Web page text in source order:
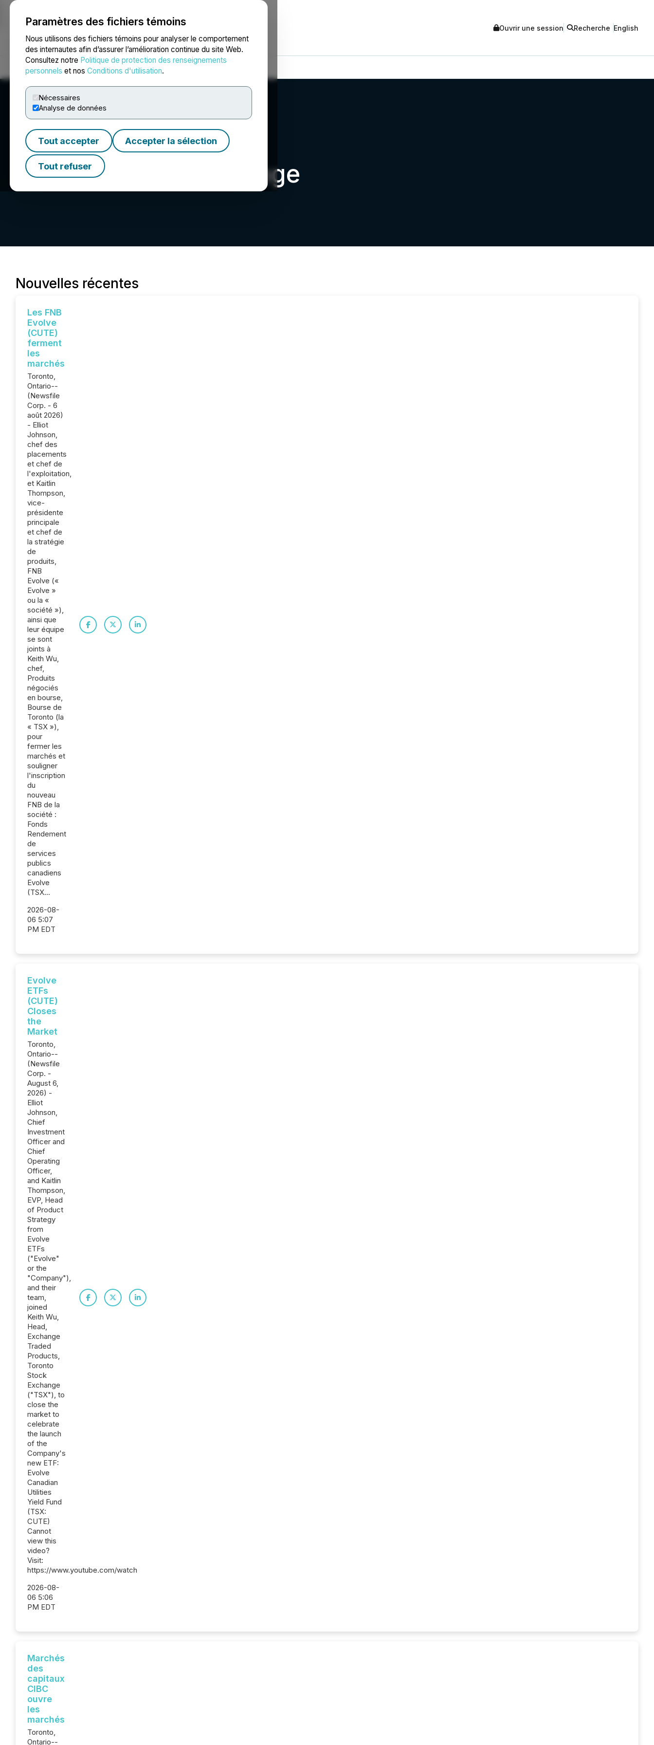
Paramètres des fichiers témoins
Nous utilisons des fichiers témoins pour analyser le comportement
des internautes afin d’assurer l’amélioration continue du site Web.
Consultez notre Politique de protection des renseignements
personnels et nos Conditions d'utilisation.
Nécessaires
Analyse de données
Tout accepter Accepter la sélection
Tout refuser
NEWSFILE Ouvrir une session Recherche English
Accueil À propos Services Salle de presse Blogue
Toronto Stock Exchange
Nouvelles récentes
Les FNB
Evolve
(CUTE)
ferment
les
marchés
Toronto,
Ontario--
(Newsfile
Corp. - 6
août 2026)
- Elliot
Johnson,
chef des
placements
et chef de
l'exploitation,
et Kaitlin
Thompson,
vice-
présidente
principale
et chef de
la stratégie
de
produits,
FNB
Evolve («
Evolve »
ou la «
société »),
ainsi que
leur équipe
se sont
joints à
Keith Wu,
chef,
Produits
négociés
en bourse,
Bourse de
Toronto (la
« TSX »),
pour
fermer les
marchés et
souligner
l'inscription
du
nouveau
FNB de la
société :
Fonds
Rendement
de
services
publics
canadiens
Evolve
(TSX...
2026-08-
06 5:07
PM EDT
Evolve
ETFs
(CUTE)
Closes
the
Market
Toronto,
Ontario--
(Newsfile
Corp. -
August 6,
2026) -
Elliot
Johnson,
Chief
Investment
Officer and
Chief
Operating
Officer,
and Kaitlin
Thompson,
EVP, Head
of Product
Strategy
from
Evolve
ETFs
("Evolve"
or the
"Company"),
and their
team,
joined
Keith Wu,
Head,
Exchange
Traded
Products,
Toronto
Stock
Exchange
("TSX"), to
close the
market to
celebrate
the launch
of the
Company's
new ETF:
Evolve
Canadian
Utilities
Yield Fund
(TSX:
CUTE)
Cannot
view this
video?
Visit:
https://www.youtube.com/watch
2026-08-
06 5:06
PM EDT
Marchés
des
capitaux
CIBC
ouvre
les
marchés
Toronto,
Ontario--